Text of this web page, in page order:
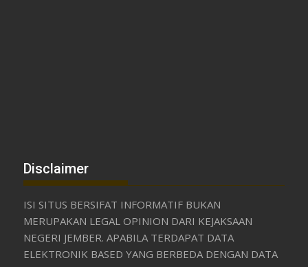
Disclaimer
ISI SITUS BERSIFAT INFORMATIF BUKAN
MERUPAKAN LEGAL OPINION DARI KEJAKSAAN
NEGERI JEMBER. APABILA TERDAPAT DATA
ELEKTRONIK BASED YANG BERBEDA DENGAN DATA